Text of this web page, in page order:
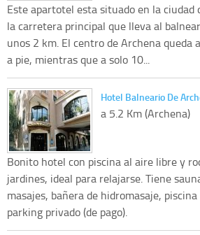
Este apartotel esta situado en la ciudad
la carretera principal que lleva al
unos 2 km. El centro de Archena queda
a pie, mientras que a solo 10...
Hotel Balneario De
a 5.2 Km (Archena)
Bonito hotel con piscina al aire libre y
jardines, ideal para relajarse. Tiene
masajes, bañera de hidromasaje,
parking privado (de pago).